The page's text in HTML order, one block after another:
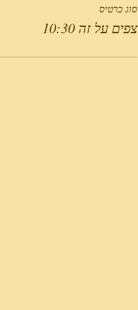
סוג כרטיס
צפים על זה 10:30